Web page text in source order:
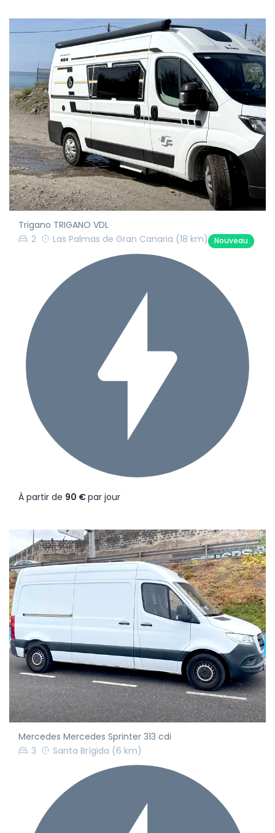
Trigano TRIGANO VDL
2
Las Palmas de Gran Canaria (18 km) Nouveau
À partir de 90 €par jour
Mercedes Mercedes Sprinter 313 cdi
3
Santa Brígida (6 km)